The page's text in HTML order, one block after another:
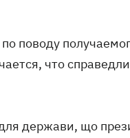
поводу
что
держави, що